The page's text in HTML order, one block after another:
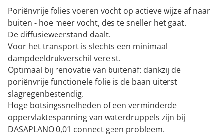
Poriënvrije folies voeren vocht op actieve wijze af naar
buiten - hoe meer vocht, des te sneller het gaat.
De diffusieweerstand daalt.
Voor het transport is slechts een minimaal
dampdeeldrukverschil vereist.
Optimaal bij renovatie van buitenaf: dankzij de
poriënvrije functionele folie is de baan uiterst
slagregenbestendig.
Hoge botsingssnelheden of een verminderde
oppervlaktespanning van waterdruppels zijn bij
DASAPLANO 0,01 connect geen probleem.